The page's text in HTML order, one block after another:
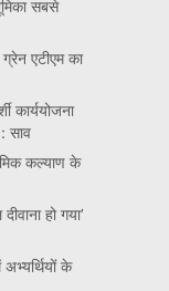
सबसे
एटीएम का
कार्ययोजना
साव
कल्याण के
हो गया’
के